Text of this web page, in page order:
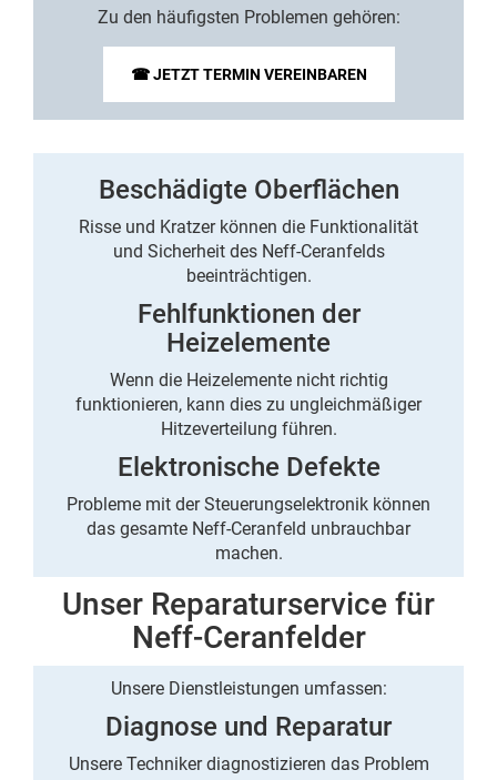
Zu den häufigsten Problemen gehören:
☎ JETZT TERMIN VEREINBAREN
Beschädigte Oberflächen
Risse und Kratzer können die Funktionalität
und Sicherheit des Neff-Ceranfelds
beeinträchtigen.
Fehlfunktionen der
Heizelemente
Wenn die Heizelemente nicht richtig
funktionieren, kann dies zu ungleichmäßiger
Hitzeverteilung führen.
Elektronische Defekte
Probleme mit der Steuerungselektronik können
das gesamte Neff-Ceranfeld unbrauchbar
machen.
Unser Reparaturservice für
Neff-Ceranfelder
Unsere Dienstleistungen umfassen:
Diagnose und Reparatur
Unsere Techniker diagnostizieren das Problem